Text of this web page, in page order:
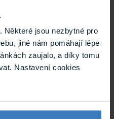
Některé jsou nezbytné pro
jiné nám pomáhají lépe
zaujalo, a díky tomu
Nastavení cookies